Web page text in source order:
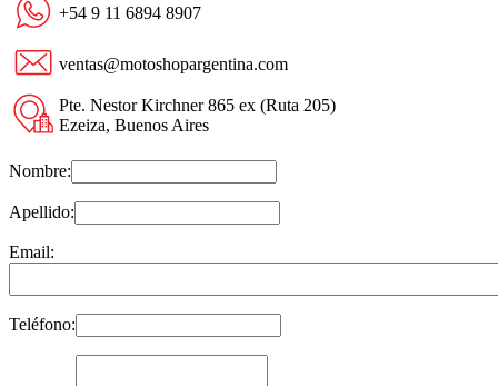
+54 9 11 6894 8907
ventas@motoshopargentina.com
Pte. Nestor Kirchner 865 ex (Ruta 205)
Ezeiza, Buenos Aires
Nombre:
Apellido:
Email:
Teléfono: